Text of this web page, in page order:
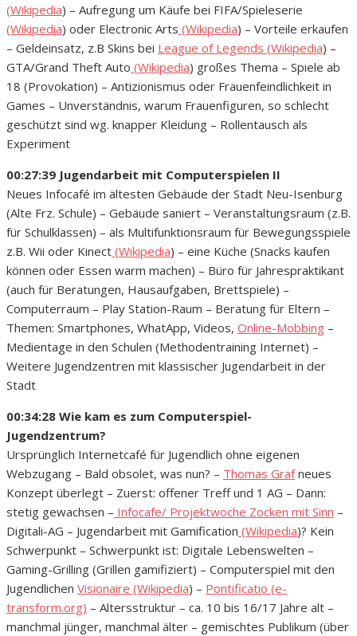
(Wikipedia) – Aufregung um Käufe bei FIFA/Spieleserie
(Wikipedia) oder Electronic Arts (Wikipedia) – Vorteile erkaufen
– Geldeinsatz, z.B Skins bei League of Legends (Wikipedia) –
GTA/Grand Theft Auto (Wikipedia) großes Thema – Spiele ab
18 (Provokation) – Antizionismus oder Frauenfeindlichkeit in
Games – Unverständnis, warum Frauenfiguren, so schlecht
geschützt sind wg. knapper Kleidung – Rollentausch als
Experiment
00:27:39 Jugendarbeit mit Computerspielen II
Neues Infocafé im ältesten Gebäude der Stadt Neu-Isenburg
(Alte Frz. Schule) – Gebäude saniert – Veranstaltungsraum (z.B.
für Schulklassen) – als Multifunktionsraum für Bewegungsspiele
z.B. Wii oder Kinect (Wikipedia) – eine Küche (Snacks kaufen
können oder Essen warm machen) – Büro für Jahrespraktikant
(auch für Beratungen, Hausaufgaben, Brettspiele) –
Computerraum – Play Station-Raum – Beratung für Eltern –
Themen: Smartphones, WhatApp, Videos, Online-Mobbing –
Medientage in den Schulen (Methodentraining Internet) –
Weitere Jugendzentren mit klassischer Jugendarbeit in der
Stadt
00:34:28 Wie kam es zum Computerspiel-
Jugendzentrum?
Ursprünglich Internetcafé für Jugendlich ohne eigenen
Webzugang – Bald obsolet, was nun? – Thomas Grafneues
Konzept überlegt – Zuerst: offener Treff und 1 AG – Dann:
stetig gewachsen – Infocafe/ Projektwoche Zocken mit Sinn –
Digitali-AG – Jugendarbeit mit Gamification (Wikipedia)? Kein
Schwerpunkt – Schwerpunkt ist: Digitale Lebenswelten –
Gaming-Grilling (Grillen gamifiziert) – Computerspiel mit den
Jugendlichen Visionaire (Wikipedia) – Pontificatio (e-
transform.org) – Altersstruktur – ca. 10 bis 16/17 Jahre alt –
manchmal jünger, manchmal älter – gemischtes Publikum (über